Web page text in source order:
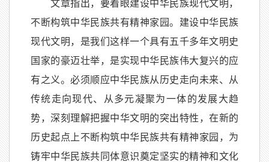
文章指出，要着眼建设中华民族现代文明，
不断构筑中华民族共有精神家园。建设中华民族
现代文明，是我们这样一个具有五千多年文明史
国家的豪迈壮举，是实现中华民族伟大复兴的应
有之义。必须顺应中华民族从历史走向未来、从
传统走向现代、从多元凝聚为一体的发展大趋
势，深刻理解把握中华文明的突出特性，在新的
历史起点上不断构筑中华民族共有精神家园，为
铸牢中华民族共同体意识奠定坚实的精神和文化